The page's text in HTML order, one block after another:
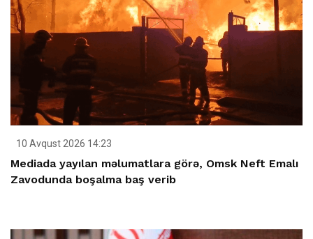
10 Avqust 2026 14:23
Mediada yayılan məlumatlara görə, Omsk Neft Emalı
Zavodunda boşalma baş verib